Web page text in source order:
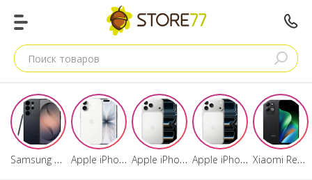
Поиск товаров
Samsung Galaxy S26 Ultra Apple iPhone 17 Apple iPhone 17 Pro Max Apple iPhone 17 Pro Xiaomi Redmi 17